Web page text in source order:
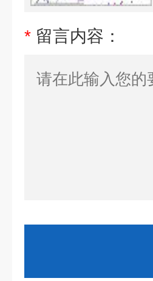
* 留言内容：